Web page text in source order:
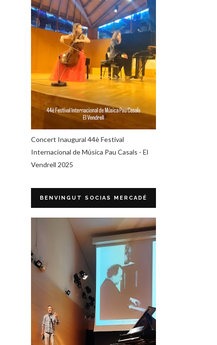
Concert Inaugural 44è Festival
Internacional de Música Pau Casals - El
Vendrell 2025
BENVINGUT SOCIAS MERCADÉ